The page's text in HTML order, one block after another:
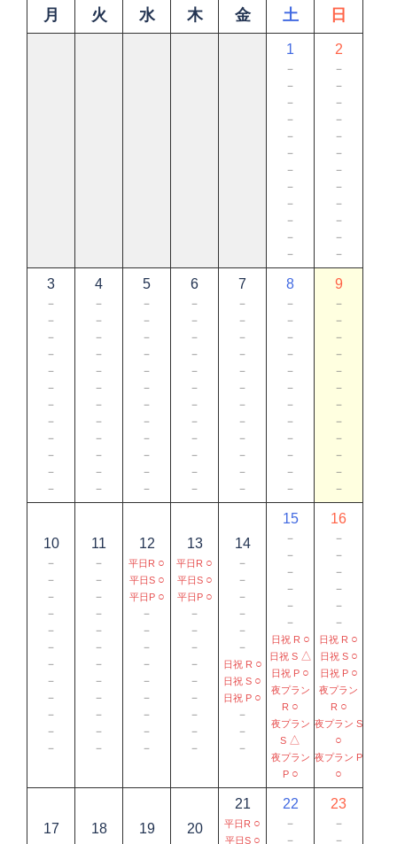
月 火 水 木 金 土 日
1
－
－
－
－
－
－
－
－
－
－
－
－
2
－
－
－
－
－
－
－
－
－
－
－
－
3
－
－
－
－
－
－
－
－
－
－
－
－
4
－
－
－
－
－
－
－
－
－
－
－
－
5
－
－
－
－
－
－
－
－
－
－
－
－
6
－
－
－
－
－
－
－
－
－
－
－
－
7
－
－
－
－
－
－
－
－
－
－
－
－
8
－
－
－
－
－
－
－
－
－
－
－
－
9
－
－
－
－
－
－
－
－
－
－
－
－
10
－
－
－
－
－
－
－
－
－
－
－
－
11
－
－
－
－
－
－
－
－
－
－
－
－
12
平日R ○
平日S ○
平日P ○
－
－
－
－
－
－
－
－
－
13
平日R ○
平日S ○
平日P ○
－
－
－
－
－
－
－
－
－
14
－
－
－
－
－
－
日祝 R ○
日祝 S ○
日祝 P ○
－
－
－
15
－
－
－
－
－
－
日祝 R ○
日祝 S △
日祝 P ○
夜プラン
R ○
夜プラン
S △
夜プラン
P ○
16
－
－
－
－
－
－
日祝 R ○
日祝 S ○
日祝 P ○
夜プラン
R ○
夜プラン S
○
夜プラン P
○
17 18 19 20
21
平日R ○
平日S ○
22
－
－
23
－
－